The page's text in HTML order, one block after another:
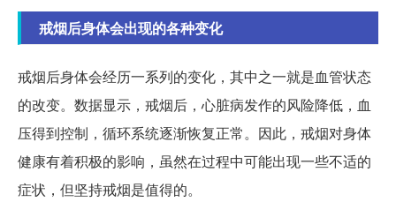
戒烟后身体会出现的各种变化
戒烟后身体会经历一系列的变化，其中之一就是血管状态
的改变。数据显示，戒烟后，心脏病发作的风险降低，血
压得到控制，循环系统逐渐恢复正常。因此，戒烟对身体
健康有着积极的影响，虽然在过程中可能出现一些不适的
症状，但坚持戒烟是值得的。